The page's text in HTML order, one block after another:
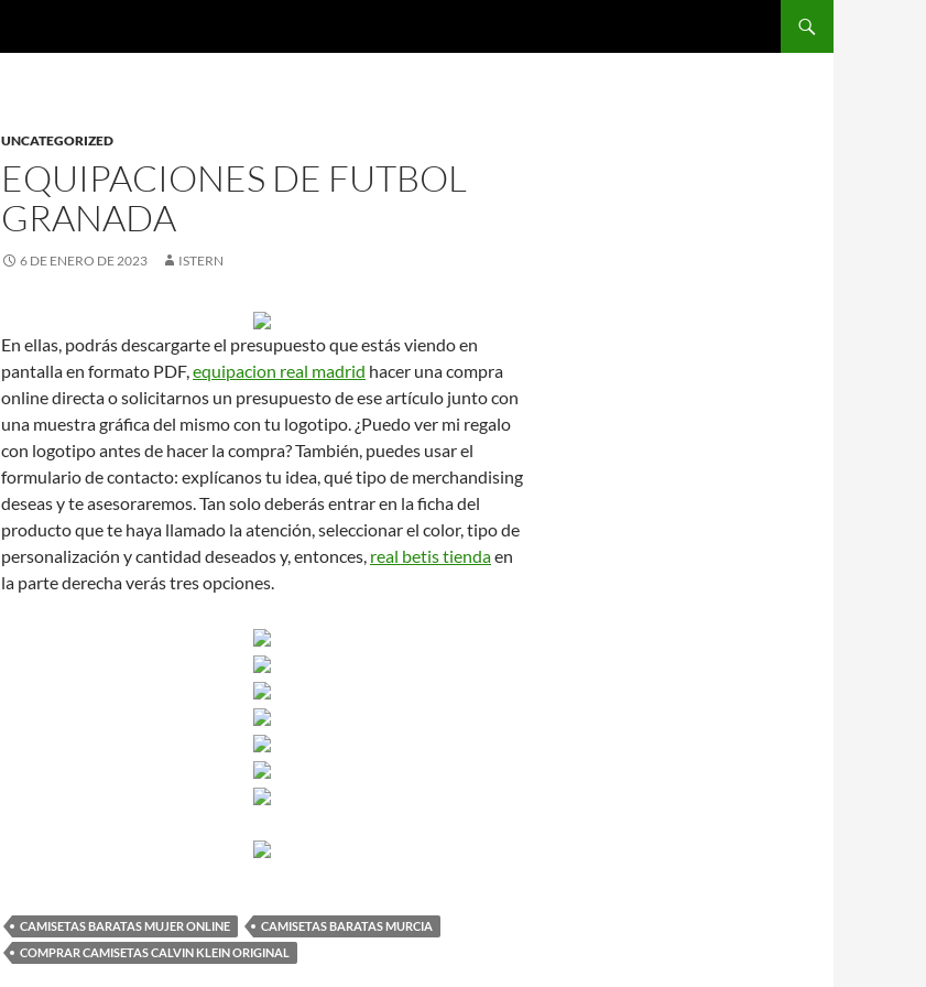
UNCATEGORIZED
EQUIPACIONES DE FUTBOL
GRANADA
6 DE ENERO DE 2023 ISTERN
En ellas, podrás descargarte el presupuesto que estás viendo en
pantalla en formato PDF,equipacion real madrid hacer una compra
online directa o solicitarnos un presupuesto de ese artículo junto con
una muestra gráfica del mismo con tu logotipo. ¿Puedo ver mi regalo
con logotipo antes de hacer la compra? También, puedes usar el
formulario de contacto: explícanos tu idea, qué tipo de merchandising
deseas y te asesoraremos. Tan solo deberás entrar en la ficha del
producto que te haya llamado la atención, seleccionar el color, tipo de
personalización y cantidad deseados y, entonces, real betis tiendaen
la parte derecha verás tres opciones.
CAMISETAS BARATAS MUJER ONLINE
CAMISETAS BARATAS MURCIA
COMPRAR CAMISETAS CALVIN KLEIN ORIGINAL